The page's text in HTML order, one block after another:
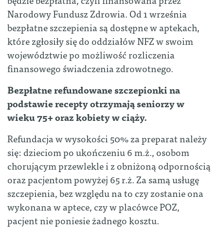
Narodowy Fundusz Zdrowia. Od 1 września
bezpłatne szczepienia są dostępne w aptekach,
które zgłosiły się do oddziałów NFZ w swoim
województwie po możliwość rozliczenia
finansowego świadczenia zdrowotnego.
Bezpłatne refundowane szczepionki na
podstawie recepty otrzymają seniorzy w
wieku 75+ oraz kobiety w ciąży.
Refundacja w wysokości 50% za preparat należy
się: dzieciom po ukończeniu 6 m.ż., osobom
chorującym przewlekle i z obniżoną odpornością
oraz pacjentom powyżej 65 r.ż. Za samą usługę
szczepienia, bez względu na to czy zostanie ona
wykonana w aptece, czy w placówce POZ,
pacjent nie poniesie żadnego kosztu.